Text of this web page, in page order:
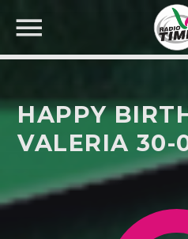
CERCA NEL
HAPPY
VALERIA 30-